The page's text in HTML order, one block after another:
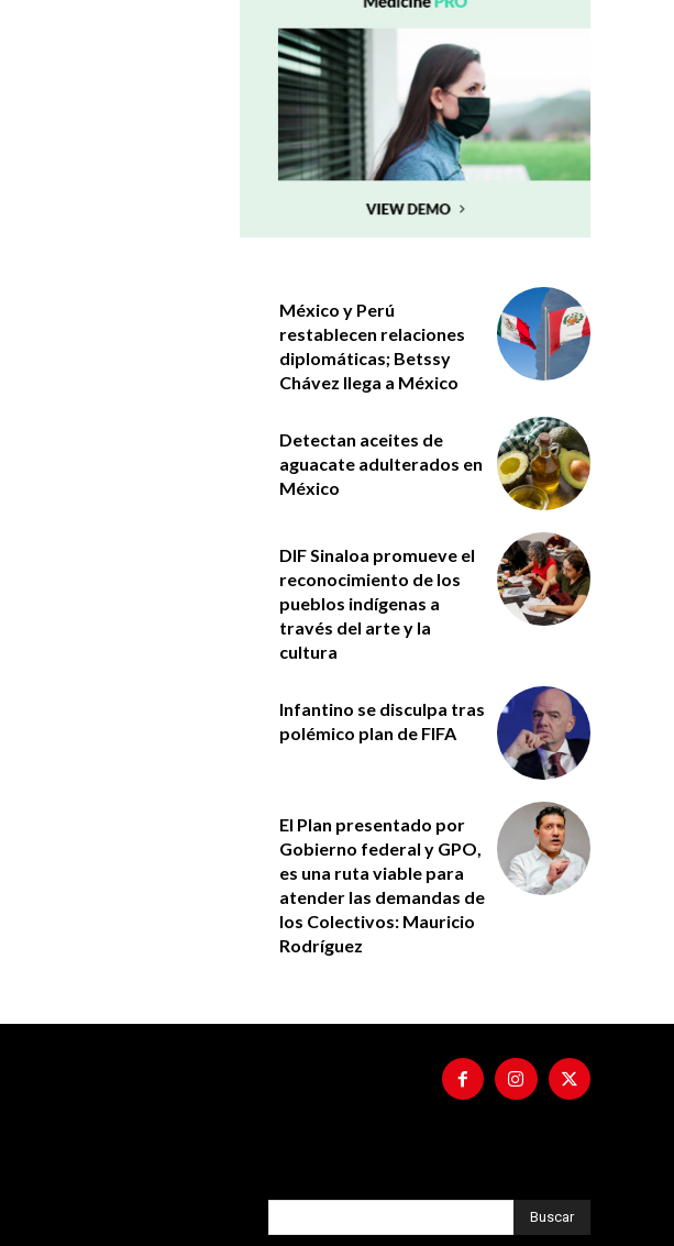
México y Perú
restablecen relaciones
diplomáticas; Betssy
Chávez llega a México
Detectan aceites de
aguacate adulterados en
México
DIF Sinaloa promueve el
reconocimiento de los
pueblos indígenas a
través del arte y la
cultura
Infantino se disculpa tras
polémico plan de FIFA
El Plan presentado por
Gobierno federal y GPO,
es una ruta viable para
atender las demandas de
los Colectivos: Mauricio
Rodríguez
Buscar